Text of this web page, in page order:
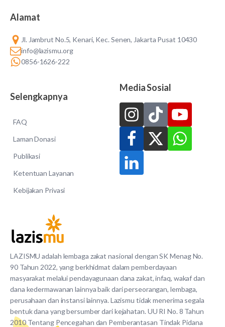
LAZISMU adalah lembaga zakat nasional dengan SK Menag No.
90 Tahun 2022, yang berkhidmat dalam pemberdayaan
masyarakat melalui pendayagunaan dana zakat, infaq, wakaf dan
dana kedermawanan lainnya baik dari perseorangan, lembaga,
perusahaan dan instansi lainnya. Lazismu tidak menerima segala
bentuk dana yang bersumber dari kejahatan. UU RI No. 8 Tahun
2010 Tentang Pencegahan dan Pemberantasan Tindak Pidana
Alamat
Jl. Jambrut No.5, Kenari, Kec. Senen, Jakarta Pusat 10430
info@lazismu.org
0856-1626-222
Selengkapnya
FAQ
Laman Donasi
Publikasi
Ketentuan Layanan
Kebijakan Privasi
Media Sosial